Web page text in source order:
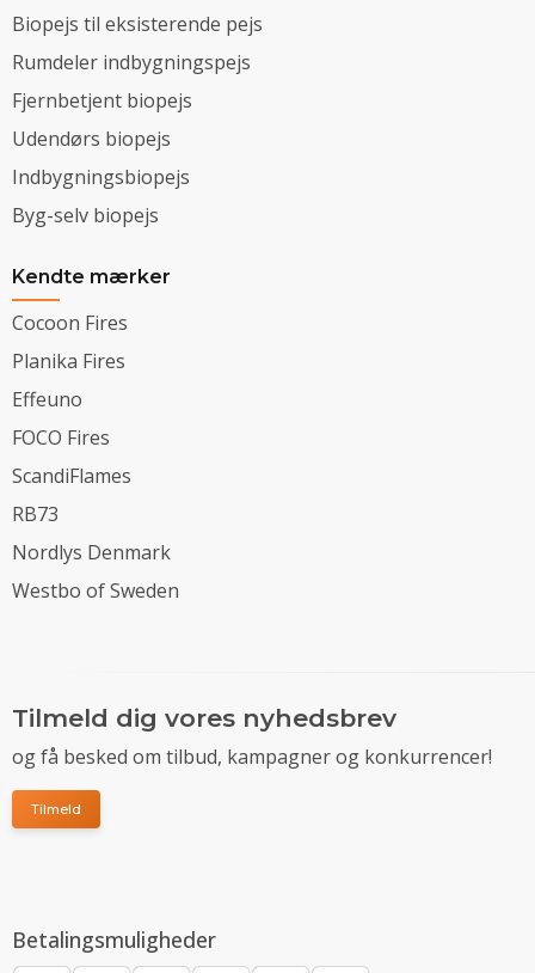
Biopejs til eksisterende pejs
Rumdeler indbygningspejs
Fjernbetjent biopejs
Udendørs biopejs
Indbygningsbiopejs
Byg-selv biopejs
Kendte mærker
Cocoon Fires
Planika Fires
Effeuno
FOCO Fires
ScandiFlames
RB73
Nordlys Denmark
Westbo of Sweden
Tilmeld dig vores nyhedsbrev
og få besked om tilbud, kampagner og konkurrencer!
Tilmeld
Betalingsmuligheder